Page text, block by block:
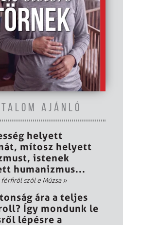
AJÁNLÓ
helyett
mítosz helyett
istenek
humanizmus...
szól e Múzsa»
ára a teljes
Így mondunk le
lépésre a